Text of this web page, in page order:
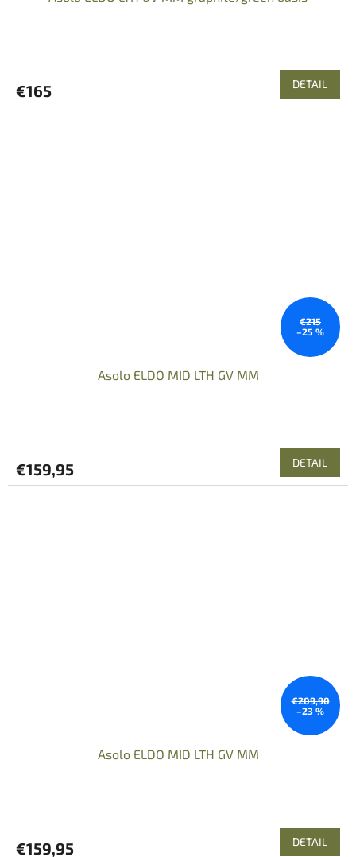
€165 DETAIL
€215
–25 %
Asolo ELDO MID LTH GV MM
€159,95 DETAIL
€209,90
–23 %
Asolo ELDO MID LTH GV MM
€159,95 DETAIL